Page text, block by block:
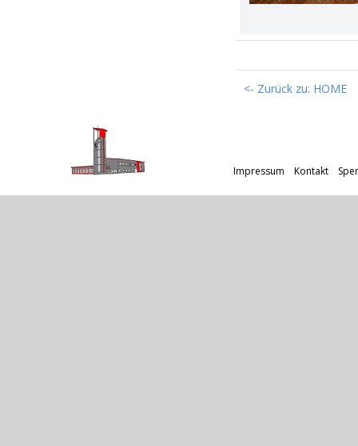
<- Zurück zu: HOME
Impressum Kontakt